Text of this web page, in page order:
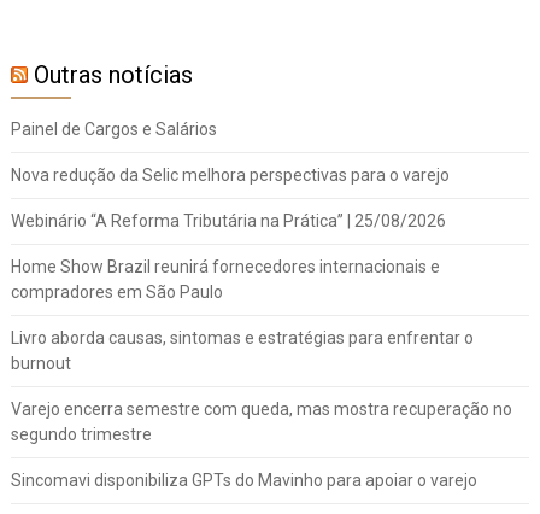
Outras notícias
Painel de Cargos e Salários
Nova redução da Selic melhora perspectivas para o varejo
Webinário “A Reforma Tributária na Prática” | 25/08/2026
Home Show Brazil reunirá fornecedores internacionais e
compradores em São Paulo
Livro aborda causas, sintomas e estratégias para enfrentar o
burnout
Varejo encerra semestre com queda, mas mostra recuperação no
segundo trimestre
Sincomavi disponibiliza GPTs do Mavinho para apoiar o varejo